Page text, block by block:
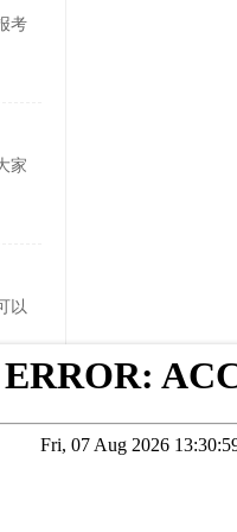
考
家
以